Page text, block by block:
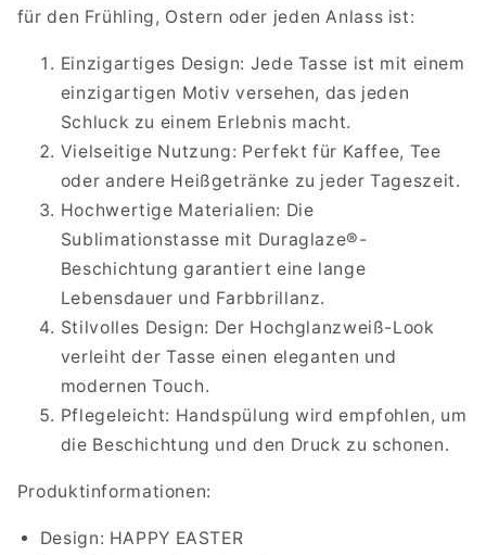
für den Frühling, Ostern oder jeden Anlass ist:
Einzigartiges Design: Jede Tasse ist mit einem
einzigartigen Motiv versehen, das jeden
Schluck zu einem Erlebnis macht.
Vielseitige Nutzung: Perfekt für Kaffee, Tee
oder andere Heißgetränke zu jeder Tageszeit.
Hochwertige Materialien: Die
Sublimationstasse mit Duraglaze®-
Beschichtung garantiert eine lange
Lebensdauer und Farbbrillanz.
Stilvolles Design: Der Hochglanzweiß-Look
verleiht der Tasse einen eleganten und
modernen Touch.
Pflegeleicht: Handspülung wird empfohlen, um
die Beschichtung und den Druck zu schonen.
Produktinformationen:
Design: HAPPY EASTER